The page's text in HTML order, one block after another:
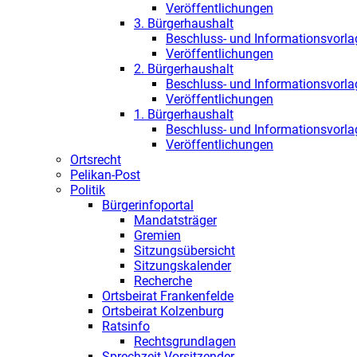
Veröffentlichungen
3. Bürgerhaushalt
Beschluss- und
Veröffentlichungen
2. Bürgerhaushalt
Beschluss- und
Veröffentlichungen
1. Bürgerhaushalt
Beschluss- und
Veröffentlichungen
Ortsrecht
Pelikan-Post
Politik
Bürgerinfoportal
Mandatsträger
Gremien
Sitzungsübersicht
Sitzungskalender
Recherche
Ortsbeirat Frankenfelde
Ortsbeirat Kolzenburg
Ratsinfo
Rechtsgrundlagen